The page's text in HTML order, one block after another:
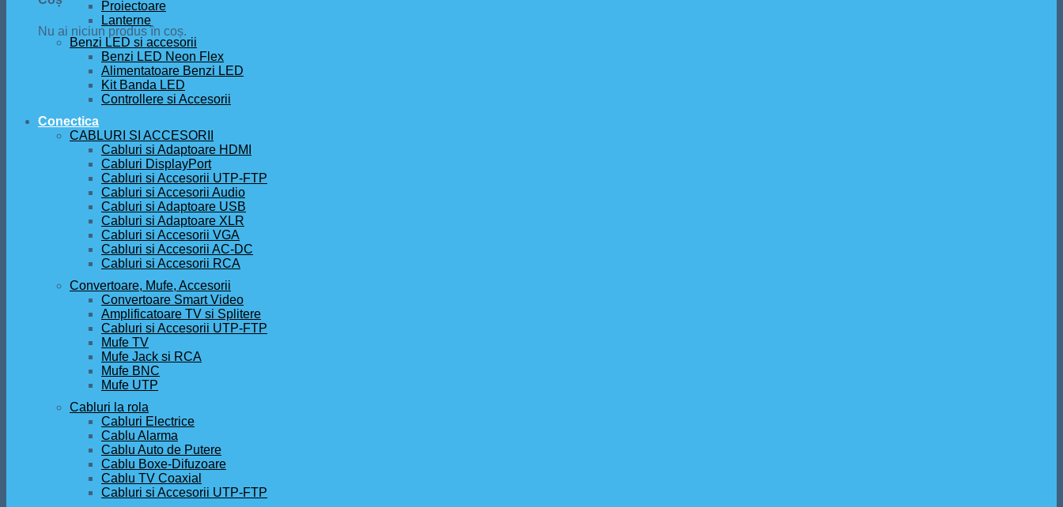
Nu ai niciun produs în coș.
Proiectoare
Lanterne
Benzi LED si accesorii
Benzi LED Neon Flex
Alimentatoare Benzi LED
Kit Banda LED
Controllere si Accesorii
Conectica
CABLURI SI ACCESORII
Cabluri si Adaptoare HDMI
Cabluri DisplayPort
Cabluri si Accesorii UTP-FTP
Cabluri si Accesorii Audio
Cabluri si Adaptoare USB
Cabluri si Adaptoare XLR
Cabluri si Accesorii VGA
Cabluri si Accesorii AC-DC
Cabluri si Accesorii RCA
Convertoare, Mufe, Accesorii
Convertoare Smart Video
Amplificatoare TV si Splitere
Cabluri si Accesorii UTP-FTP
Mufe TV
Mufe Jack si RCA
Mufe BNC
Mufe UTP
Cabluri la rola
Cabluri Electrice
Cablu Alarma
Cablu Auto de Putere
Cablu Boxe-Difuzoare
Cablu TV Coaxial
Cabluri si Accesorii UTP-FTP